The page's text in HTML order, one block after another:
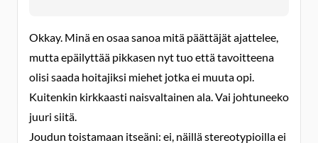
Okkay. Minä en osaa sanoa mitä päättäjät ajattelee,
mutta epäilyttää pikkasen nyt tuo että tavoitteena
olisi saada hoitajiksi miehet jotka ei muuta opi.
Kuitenkin kirkkaasti naisvaltainen ala. Vai johtuneeko
juuri siitä.
Joudun toistamaan itseäni: ei, näillä stereotypioilla ei